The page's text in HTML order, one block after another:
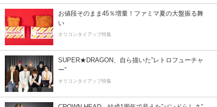
お値段そのまま45％増量！ファミマ夏の大盤振る舞
い
オリコンタイアップ特集
SUPER★DRAGON、自ら描いた”レトロフューチャ
ー”
オリコンタイアップ特集